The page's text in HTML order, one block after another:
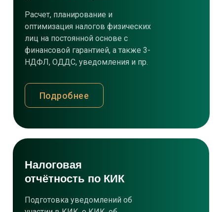
Расчет, планирование и
оптимизация налогов физических
лиц на постоянной основе с
финансовой гарантией, а также 3-
НДФЛ, ОДДС, уведомления и пр.
Подробнее
Налоговая
отчётность по КИК
Подготовка уведомлений об